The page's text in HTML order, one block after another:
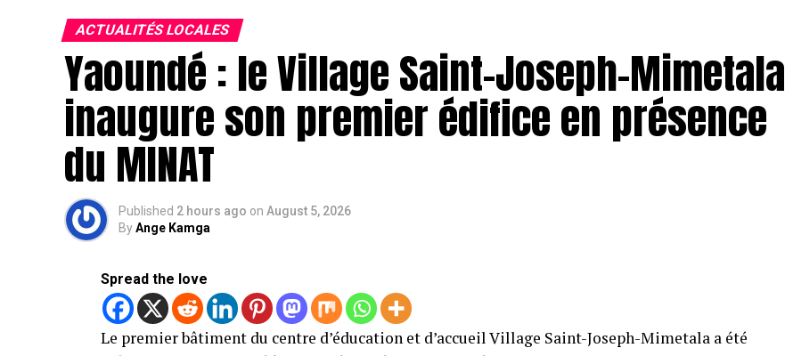
ACTUALITÉS LOCALES
Yaoundé : le Village Saint-Joseph-Mimetala
inaugure son premier édifice en présence
du MINAT
Published 2 hours ago on August 5, 2026
ByAnge Kamga
Spread the love
Le premier bâtiment du centre d’éducation et d’accueil Village Saint-Joseph-Mimetala a été